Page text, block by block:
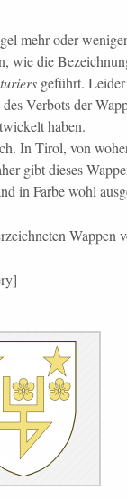
mehr oder
wie die
geführt.
Verbots der
haben.
In Tirol, von
gibt dieses
in Farbe wohl
Wappen